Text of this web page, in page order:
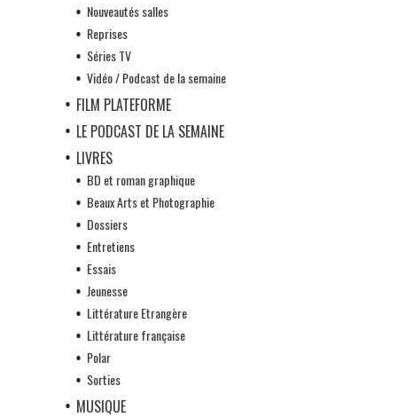
Nouveautés salles
Reprises
Séries TV
Vidéo / Podcast de la semaine
FILM PLATEFORME
LE PODCAST DE LA SEMAINE
LIVRES
BD et roman graphique
Beaux Arts et Photographie
Dossiers
Entretiens
Essais
Jeunesse
Littérature Etrangère
Littérature française
Polar
Sorties
MUSIQUE